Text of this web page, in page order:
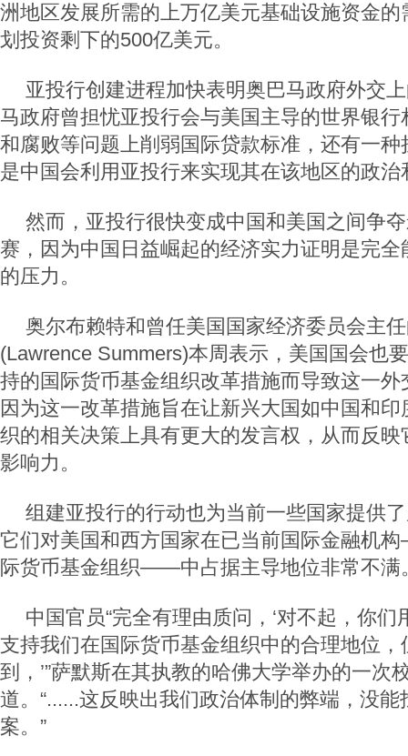
洲地区发展所需的上万亿美元基础设施资金
划投资剩下的500亿美元。
亚投行创建进程加快表明奥巴马政府外交
马政府曾担忧亚投行会与美国主导的世界银
和腐败等问题上削弱国际贷款标准，还有一
是中国会利用亚投行来实现其在该地区的政治
然而，亚投行很快变成中国和美国之间争
赛，因为中国日益崛起的经济实力证明是完
的压力。
奥尔布赖特和曾任美国国家经济委员会主
(Lawrence Summers)本周表示，美国国会也
持的国际货币基金组织改革措施而导致这一
因为这一改革措施旨在让新兴大国如中国和
织的相关决策上具有更大的发言权，从而反
影响力。
组建亚投行的行动也为当前一些国家提供
它们对美国和西方国家在已当前国际金融机
际货币基金组织——中占据主导地位非常不满
中国官员“完全有理由质问，‘对不起，你
支持我们在国际货币基金组织中的合理地位，
到，’”萨默斯在其执教的哈佛大学举办的一次
道。“......这反映出我们政治体制的弊端，没
案。”